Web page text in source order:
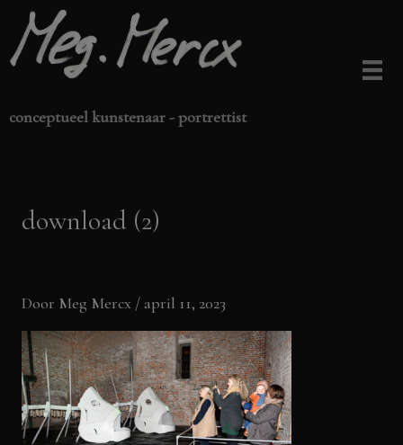
naar
de
conceptueel kunstenaar - portrettist
download (2)
Door Meg Mercx / april 11, 2023